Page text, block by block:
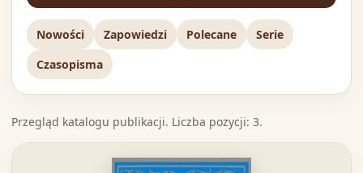
Nowości Zapowiedzi Polecane
Serie
Czasopisma
Przegląd katalogu publikacji. Liczba pozycji: 3.